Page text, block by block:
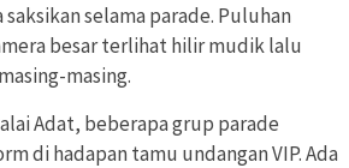
selama parade. Puluhan
besar terlihat hilir mudik lalu
masing.
Adat, beberapa grup parade
di hadapan tamu undangan VIP. Ada